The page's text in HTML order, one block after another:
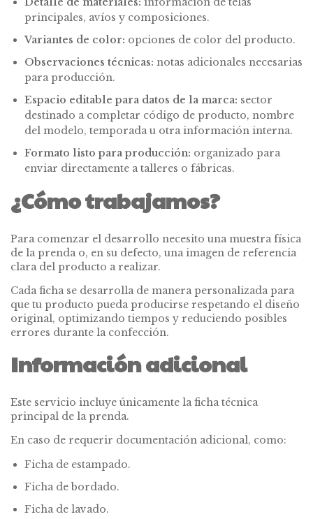
principales, avíos y composiciones.
Variantes de color: opciones de color del producto.
Observaciones técnicas: notas adicionales necesarias
para producción.
Espacio editable para datos de la marca: sector
destinado a completar código de producto, nombre
del modelo, temporada u otra información interna.
Formato listo para producción: organizado para
enviar directamente a talleres o fábricas.
¿Cómo trabajamos?
Para comenzar el desarrollo necesito una muestra física
de la prenda o, en su defecto, una imagen de referencia
clara del producto a realizar.
Cada ficha se desarrolla de manera personalizada para
que tu producto pueda producirse respetando el diseño
original, optimizando tiempos y reduciendo posibles
errores durante la confección.
Información adicional
Este servicio incluye únicamente la ficha técnica
principal de la prenda.
En caso de requerir documentación adicional, como:
Ficha de estampado.
Ficha de bordado.
Ficha de lavado.